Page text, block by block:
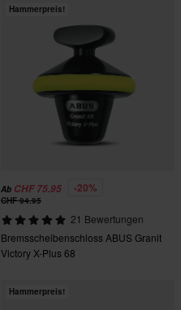
Hammerpreis!
Ab CHF 75.95 -20%
CHF 94.95
21 Bewertungen
Bremsscheibenschloss ABUS Granit
Victory X-Plus 68
Hammerpreis!